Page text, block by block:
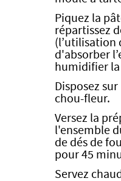
Piquez la
répartissez
(l’utilisation
d'absorber
humidifier
Disposez
chou-fleur.
Versez la
l'ensemble
de dés de
pour 45
Servez